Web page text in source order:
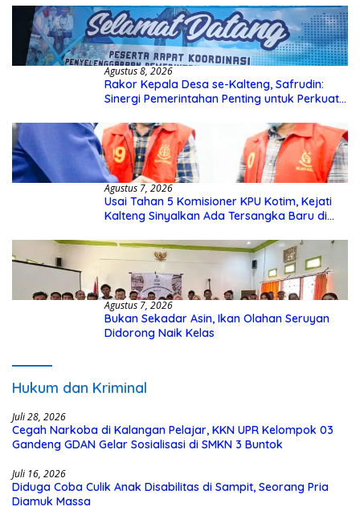
Agustus 8, 2026
Rakor Kepala Desa se-Kalteng, Safrudin:
Sinergi Pemerintahan Penting untuk Perkuat
Agustus 7, 2026
Usai Tahan 5 Komisioner KPU Kotim, Kejati
Kalteng Sinyalkan Ada Tersangka Baru di
Agustus 7, 2026
Bukan Sekadar Asin, Ikan Olahan Seruyan
Didorong Naik Kelas
Hukum dan Kriminal
Juli 28, 2026
Cegah Narkoba di Kalangan Pelajar, KKN UPR Kelompok 03
Gandeng GDAN Gelar Sosialisasi di SMKN 3 Buntok
Juli 16, 2026
Diduga Coba Culik Anak Disabilitas di Sampit, Seorang Pria
Diamuk Massa